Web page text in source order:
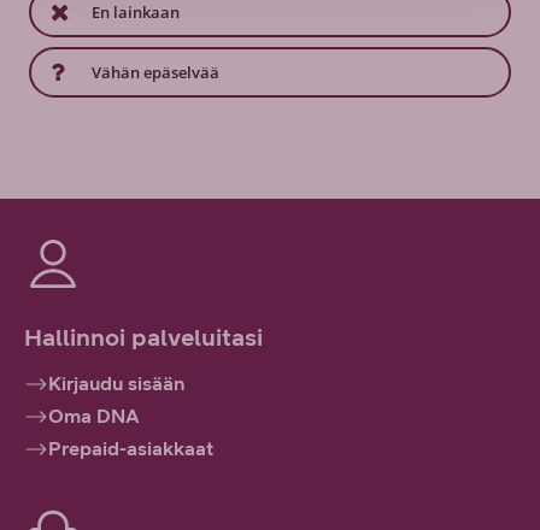
En lainkaan
Vähän epäselvää
Hallinnoi palveluitasi
Kirjaudu sisään
Oma DNA
Prepaid-asiakkaat